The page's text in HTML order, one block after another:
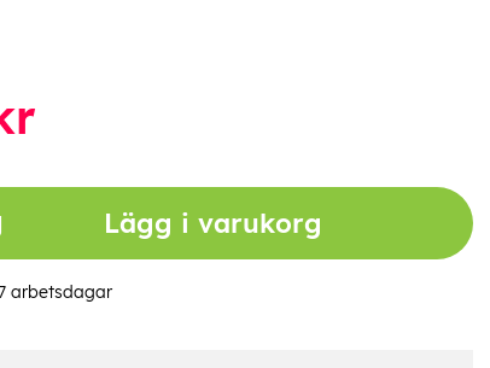
Lägg i varukorg
arbetsdagar